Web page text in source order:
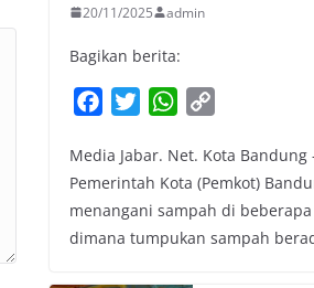
20/11/2025 admin
Bagikan berita:
c
e
b
o
i
t
t
e
W
a
t
s
A
p
y
L
i
Media Jabar. Net. Kota Bandung
Pemerintah Kota (Pemkot)
menangani sampah di
dimana tumpukan sampah